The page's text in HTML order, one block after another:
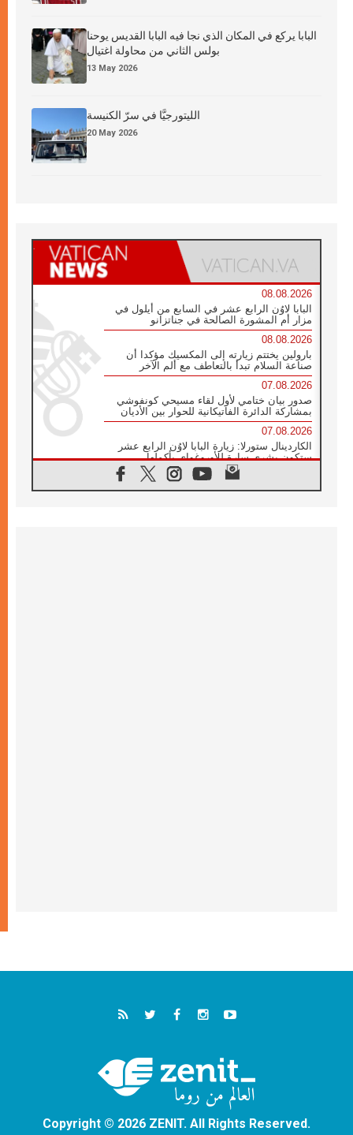
البابا يركع في المكان الذي نجا فيه البابا القديس يوحنا
بولس الثاني من محاولة اغتيال
13 May 2026
الليتورجيَّا في سرّ الكنيسة
20 May 2026
08.08.2026
البابا لاوُن الرابع عشر في السابع من أيلول في
مزار أم المشورة الصالحة في جناتزانو
08.08.2026
بارولين يختتم زيارته إلى المكسيك مؤكدا أن
صناعة السلام تبدأ بالتعاطف مع ألم الآخر
07.08.2026
صدور بيان ختامي لأول لقاء مسيحي كونفوشي
بمشاركة الدائرة الفاتيكانية للحوار بين الأديان
07.08.2026
الكاردينال ستورلا: زيارة البابا لاوُن الرابع عشر
ستكون بشرى سارة للأوروغواي بأكملها
الفاتيكان يعلن برنامج الزيارة الرسولية للبابا لاوُن
Copyright © 2026 ZENIT. All Rights Reserved.